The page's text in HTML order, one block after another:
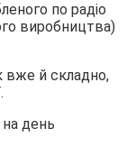
по радіо
виробництва)
вже й складно,